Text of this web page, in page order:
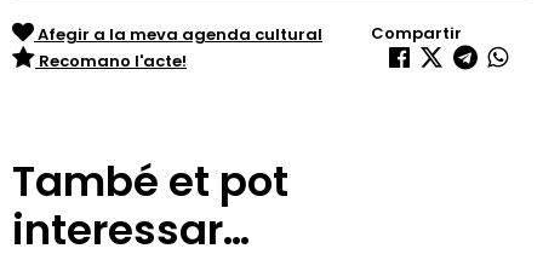
Afegir a la meva agenda cultural
Recomano l'acte!
Compartir
També et pot
interessar…